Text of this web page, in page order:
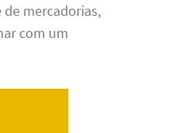
de mercadorias,
com um